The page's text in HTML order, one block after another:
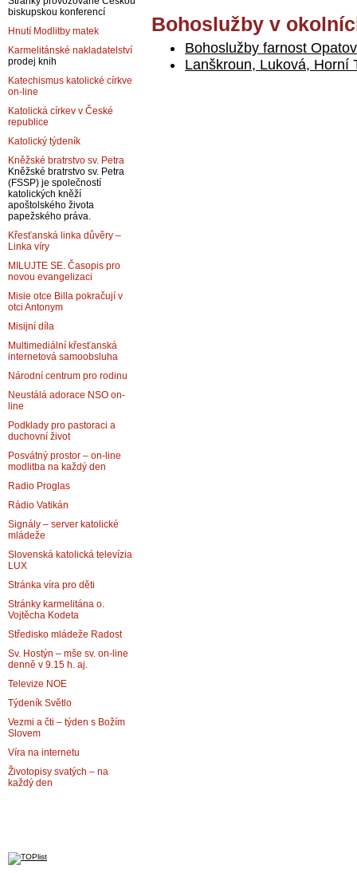
Bohoslužby v
Bohoslužby farnost Opatov
Lanškroun, Luková, Horní
biskupskou konferencí
Hnutí Modlitby matek
Karmelitánské nakladatelství
prodej knih
Katechismus katolické církve
on-line
Katolická církev v České
republice
Katolický týdeník
Kněžské bratrstvo sv. Petra
Kněžské bratrstvo sv. Petra
(FSSP) je společností
katolických kněží
apoštolského života
papežského práva.
Křesťanská linka důvěry –
Linka víry
MILUJTE SE. Časopis pro
novou evangelizaci
Misie otce Billa pokračují v
otci Antonym
Misijní díla
Multimediální křesťanská
internetová samoobsluha
Národní centrum pro rodinu
Neustálá adorace NSO on-
line
Podklady pro pastoraci a
duchovní život
Posvátný prostor – on-line
modlitba na každý den
Radio Proglas
Rádio Vatikán
Signály – server katolické
mládeže
Slovenská katolická televízia
LUX
Stránka víra pro děti
Stránky karmelitána o.
Vojtěcha Kodeta
Středisko mládeže Radost
Sv. Hostýn – mše sv. on-line
denně v 9.15 h. aj.
Televize NOE
Týdeník Světlo
Vezmi a čti – týden s Božím
Slovem
Víra na internetu
Životopisy svatých – na
každý den